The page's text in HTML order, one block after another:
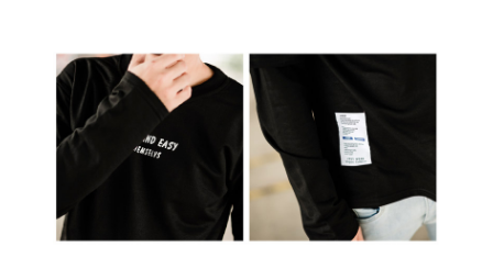
「AFTEE先享後付」，若未經同意申辦者引起之損失，本公司不負相關責
４．使用「AFTEE先享後付」時，將依據個別帳號之用戶狀況，依本公司即
時審查核予不同之上限額度；若仍有額度不足之情形，本公司將視審查結果
請求用戶進行身份認證。
５．嚴禁一人註冊多個帳號或使用他人資訊註冊。若發現惡意使用之情形，
恩沛科技股份有限公司將有權停止該用戶之使用額度並採取法律行動。